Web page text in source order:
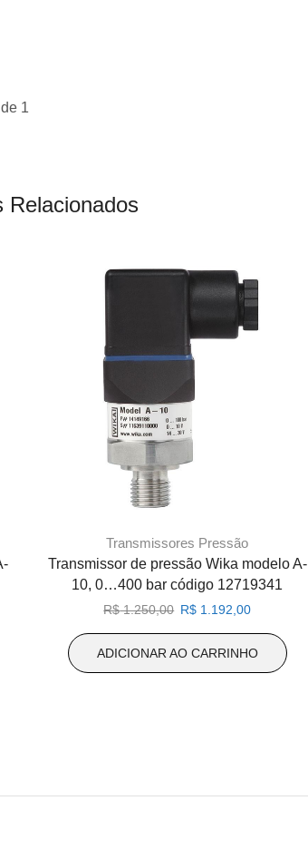
1
Relacionados
Transmissores Pressão
Transmissor de pressão Wika modelo A-
10, 0…400 bar código 12719341
R$1.250,00 O
original
R$ 1.192,00O
atual
ADICIONAR AO CARRINHO